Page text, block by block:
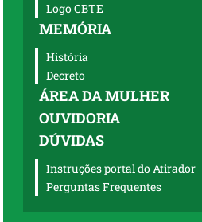
Logo CBTE
MEMÓRIA
História
Decreto
ÁREA DA MULHER
OUVIDORIA
DÚVIDAS
Instruções portal do Atirador
Perguntas Frequentes